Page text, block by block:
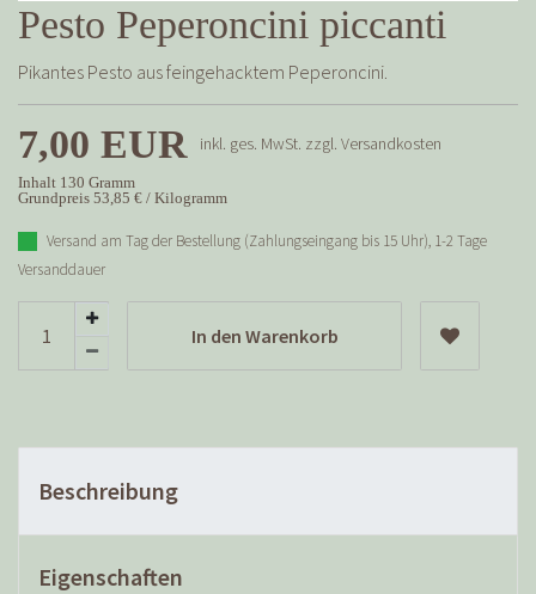
Pesto Peperoncini piccanti
Pikantes Pesto aus feingehacktem Peperoncini.
7,00 EUR inkl. ges. MwSt. zzgl. Versandkosten
Inhalt 130 Gramm
Grundpreis 53,85 € / Kilogramm
Versand am Tag der Bestellung (Zahlungseingang bis 15 Uhr), 1-2 Tage
Versanddauer
In den Warenkorb
Beschreibung
Eigenschaften